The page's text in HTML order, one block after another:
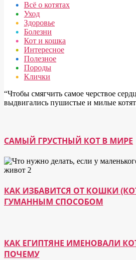
Всё о котятах
Уход
Здоровье
Болезни
Кот и кошка
Интересное
Полезное
Породы
Клички
“Чтобы смягчить самое черствое
выдвигались пушистые и милые
САМЫЙ ГРУСТНЫЙ КОТ В МИРЕ
КАК ИЗБАВИТСЯ ОТ КОШКИ
ГУМАННЫМ СПОСОБОМ
КАК ЕГИПТЯНЕ ИМЕНОВАЛИ
ПОЧЕМУ